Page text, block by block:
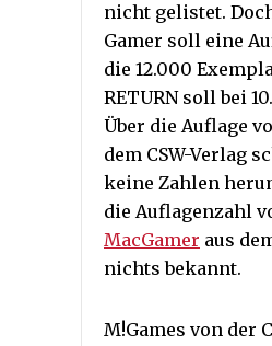
nicht gelistet.
Gamer soll eine
die 12.000
RETURN soll bei
Über die Auflage
dem CSW-Verlag
keine Zahlen
die Auflagenzahl
MacGamer aus
nichts bekannt.
M!Games von der